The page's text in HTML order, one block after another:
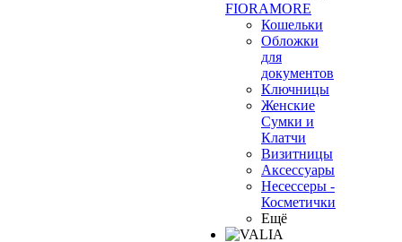
FIORAMORE
Кошельки
Обложки
для
документов
Ключницы
Женские
Сумки и
Клатчи
Визитницы
Аксессуары
Несессеры -
Косметички
Ещё